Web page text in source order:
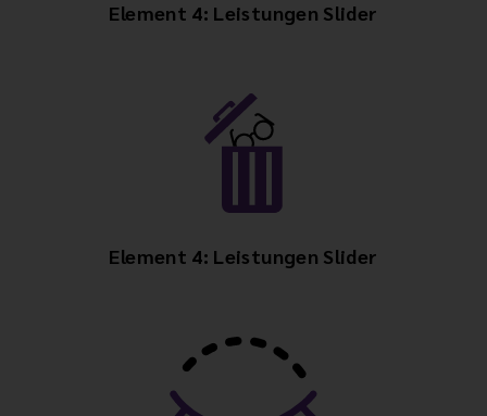
Element 4: Leistungen Slider
Element 4: Leistungen Slider